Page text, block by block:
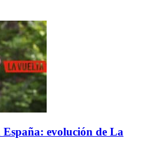
evolución de La